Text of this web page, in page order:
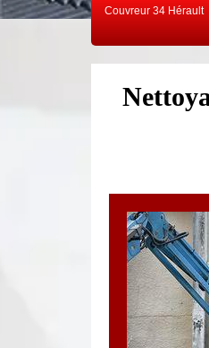
Couvreur 34 Hérault